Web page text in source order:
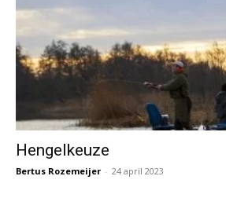
Hengelkeuze
Bertus Rozemeijer - 24 april 2023